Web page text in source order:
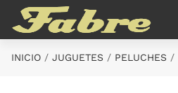
Saltar al contenido principal
INICIO JUGUETES PELUCHES